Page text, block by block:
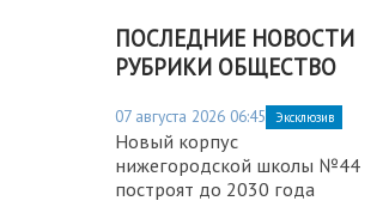
ПОСЛЕДНИЕ НОВОСТИ
РУБРИКИ ОБЩЕСТВО
07 августа 2026 06:45 Эксклюзив
Новый корпус
нижегородской школы №44
построят до 2030 года